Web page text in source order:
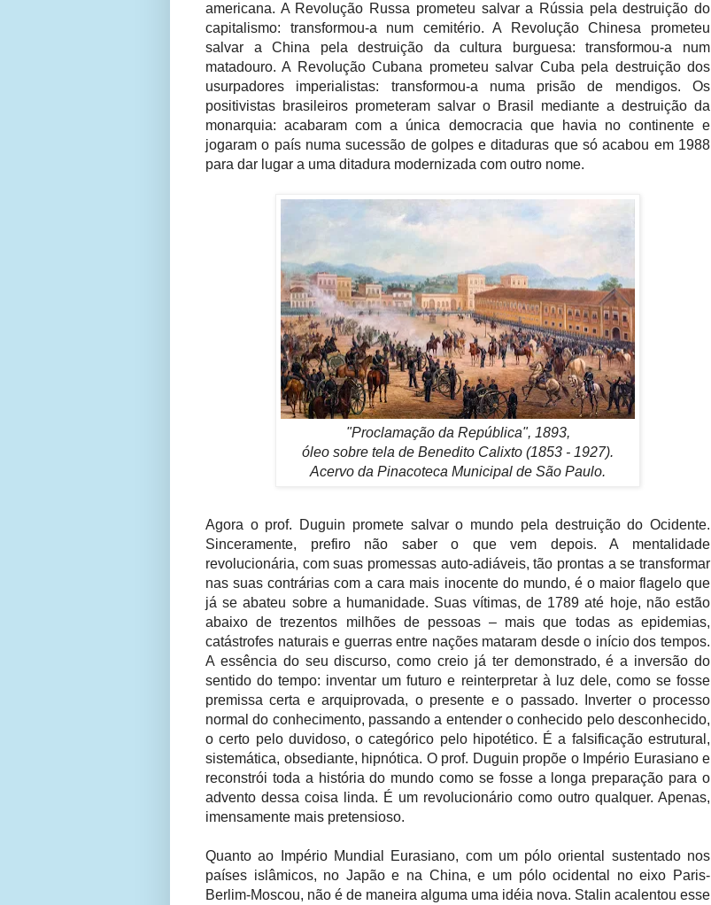
americana. A Revolução Russa prometeu salvar a Rússia pela destruição do
capitalismo: transformou-a num cemitério. A Revolução Chinesa prometeu
salvar a China pela destruição da cultura burguesa: transformou-a num
matadouro. A Revolução Cubana prometeu salvar Cuba pela destruição dos
usurpadores imperialistas: transformou-a numa prisão de mendigos. Os
positivistas brasileiros prometeram salvar o Brasil mediante a destruição da
monarquia: acabaram com a única democracia que havia no continente e
jogaram o país numa sucessão de golpes e ditaduras que só acabou em 1988
para dar lugar a uma ditadura modernizada com outro nome.
"Proclamação da República", 1893,
óleo sobre tela de Benedito Calixto (1853 - 1927).
Acervo da Pinacoteca Municipal de São Paulo.
Agora o prof. Duguin promete salvar o mundo pela destruição do Ocidente.
Sinceramente, prefiro não saber o que vem depois. A mentalidade
revolucionária, com suas promessas auto-adiáveis, tão prontas a se transformar
nas suas contrárias com a cara mais inocente do mundo, é o maior flagelo que
já se abateu sobre a humanidade. Suas vítimas, de 1789 até hoje, não estão
abaixo de trezentos milhões de pessoas – mais que todas as epidemias,
catástrofes naturais e guerras entre nações mataram desde o início dos tempos.
A essência do seu discurso, como creio já ter demonstrado, é a inversão do
sentido do tempo: inventar um futuro e reinterpretar à luz dele, como se fosse
premissa certa e arquiprovada, o presente e o passado. Inverter o processo
normal do conhecimento, passando a entender o conhecido pelo desconhecido,
o certo pelo duvidoso, o categórico pelo hipotético. É a falsificação estrutural,
sistemática, obsediante, hipnótica. O prof. Duguin propõe o Império Eurasiano e
reconstrói toda a história do mundo como se fosse a longa preparação para o
advento dessa coisa linda. É um revolucionário como outro qualquer. Apenas,
imensamente mais pretensioso.
Quanto ao Império Mundial Eurasiano, com um pólo oriental sustentado nos
países islâmicos, no Japão e na China, e um pólo ocidental no eixo Paris-
Berlim-Moscou, não é de maneira alguma uma idéia nova. Stalin acalentou esse